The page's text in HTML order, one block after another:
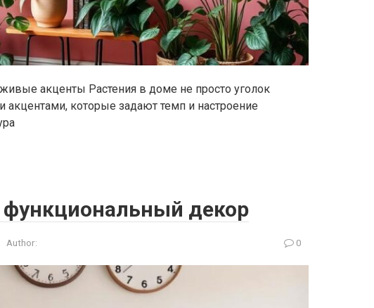
акценты Растения в доме не просто уголок
которые задают темп и настроение
декор
Author: 0